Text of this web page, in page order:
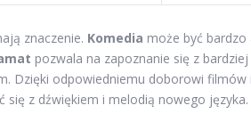
znaczenie. Komedia może być bardzo
pozwala na zapoznanie się z
Dzięki odpowiedniemu doborowi
się z dźwiękiem i melodią nowego języka.